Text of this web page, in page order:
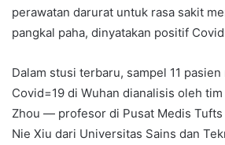
perawatan darurat untuk rasa sakit
pangkal paha, dinyatakan positif
Dalam stusi terbaru, sampel 11
Covid=19 di Wuhan dianalisis oleh
Zhou — profesor di Pusat Medis
Nie Xiu dari Universitas Sains dan